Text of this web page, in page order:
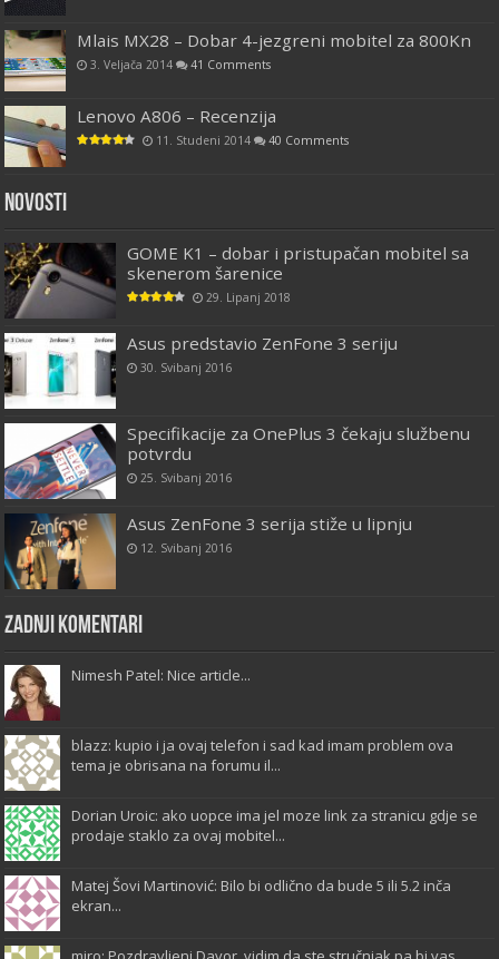
Mlais MX28 – Dobar 4-jezgreni mobitel za 800Kn
3. Veljača 2014 41 Comments
Lenovo A806 – Recenzija
11. Studeni 2014 40 Comments
Novosti
GOME K1 – dobar i pristupačan mobitel sa
skenerom šarenice
29. Lipanj 2018
Asus predstavio ZenFone 3 seriju
30. Svibanj 2016
Specifikacije za OnePlus 3 čekaju službenu
potvrdu
25. Svibanj 2016
Asus ZenFone 3 serija stiže u lipnju
12. Svibanj 2016
Zadnji komentari
Nimesh Patel: Nice article...
blazz: kupio i ja ovaj telefon i sad kad imam problem ova
tema je obrisana na forumu il...
Dorian Uroic: ako uopce ima jel moze link za stranicu gdje se
prodaje staklo za ovaj mobitel...
Matej Šovi Martinović: Bilo bi odlično da bude 5 ili 5.2 inča
ekran...